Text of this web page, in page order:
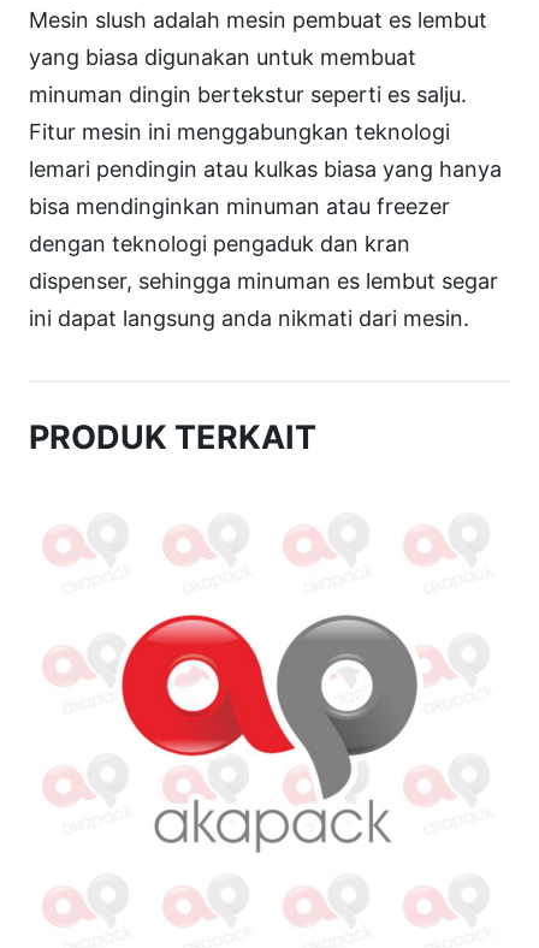
p
l
e
S
l
u
s
h
M
h
e
O
M
C
"
Mesin slush adalah mesin pembuat es lembut
yang biasa digunakan untuk membuat
minuman dingin bertekstur seperti es salju.
Fitur mesin ini menggabungkan teknologi
lemari pendingin atau kulkas biasa yang hanya
bisa mendinginkan minuman atau freezer
dengan teknologi pengaduk dan kran
dispenser, sehingga minuman es lembut segar
ini dapat langsung anda nikmati dari mesin.
PRODUK TERKAIT